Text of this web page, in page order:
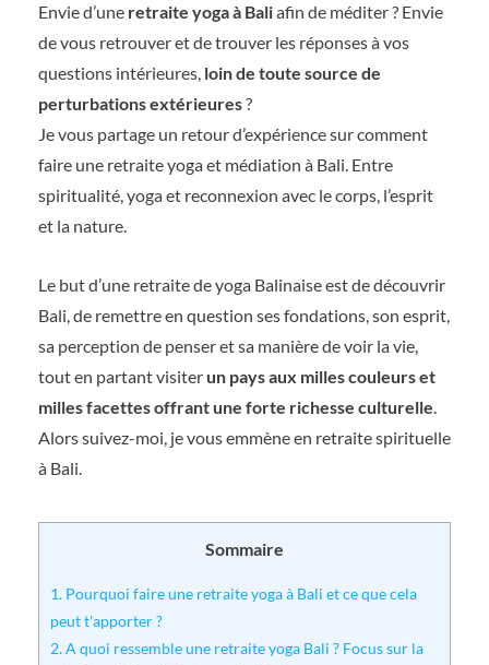
Envie d’une retraite yoga à Baliafin de méditer ? Envie
de vous retrouver et de trouver les réponses à vos
questions intérieures, loin de toute source de
perturbations extérieures?
Je vous partage un retour d’expérience sur comment
faire une retraite yoga et médiation à Bali. Entre
spiritualité, yoga et reconnexion avec le corps, l’esprit
et la nature.
Le but d’une retraite de yoga Balinaise est de découvrir
Bali, de remettre en question ses fondations, son esprit,
sa perception de penser et sa manière de voir la vie,
tout en partant visiter un pays aux milles couleurs et
milles facettes offrant une forte richesse culturelle.
Alors suivez-moi, je vous emmène en retraite spirituelle
à Bali.
Sommaire
1. Pourquoi faire une retraite yoga à Bali et ce que cela
peut t'apporter ?
2.A quoi ressemble une retraite yoga Bali ? Focus sur la